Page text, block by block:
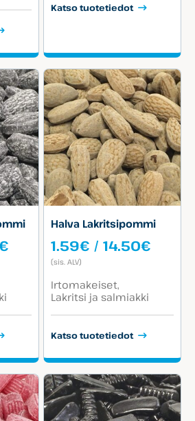
Katso tuotetiedot
Hintaluokka:
14.50€
Halva Lakritsipommi
1.59€ / 14.50€
(sis. ALV)
Tuotekategoriat:
Irtomakeiset
Lakritsi ja salmiakki
Katso tuotetiedot